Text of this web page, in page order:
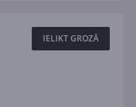
IELIKT GROZĀ